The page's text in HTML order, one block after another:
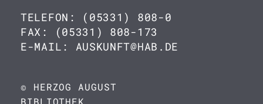
TELEFON: (05331) 808-0
FAX: (05331) 808-173
E-MAIL: AUSKUNFT@HAB.DE
© HERZOG AUGUST